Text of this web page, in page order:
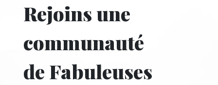
Rejoins une
communauté
de Fabuleuses